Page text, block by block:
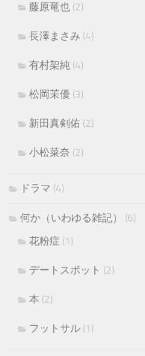
藤原竜也 (2)
長澤まさみ (4)
有村架純 (4)
松岡茉優 (3)
新田真剣佑 (2)
小松菜奈 (2)
ドラマ (4)
何か（いわゆる雑記）
(6)
花粉症 (1)
デートスポット (2)
本 (2)
フットサル (1)